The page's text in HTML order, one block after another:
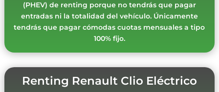
(PHEV) de renting porque no tendrás que pagar
entradas ni la totalidad del vehículo. Únicamente
tendrás que pagar cómodas cuotas mensuales a tipo
100% fijo.
Renting Renault Clio Eléctrico